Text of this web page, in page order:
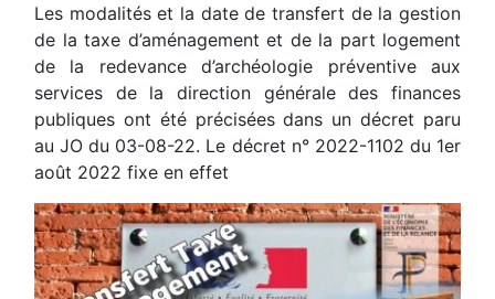
Les modalités et la date de transfert de la gestion
de la taxe d’aménagement et de la part logement
de la redevance d’archéologie préventive aux
services de la direction générale des finances
publiques ont été précisées dans un décret paru
au JO du 03-08-22. Le décret n° 2022-1102 du 1er
août 2022 fixe en effet